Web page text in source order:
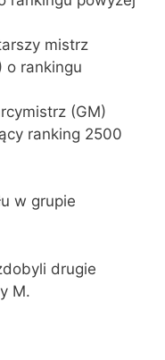
mistrz
o rankingu
(GM)
ranking 2500
w grupie
drugie
M.